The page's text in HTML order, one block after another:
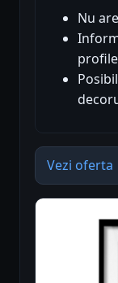
Nu
Vezi oferta